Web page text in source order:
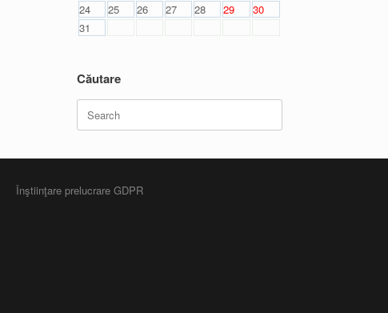
24
25 26 27 28 29
30
31
Căutare
Search
for:
Înştiinţare prelucrare GDPR